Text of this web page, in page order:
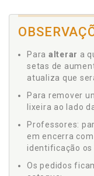
Para alterar a
setas de
atualiza que
Para remover
lixeira ao lado
Professores:
em encerra
identificação os
Os pedidos